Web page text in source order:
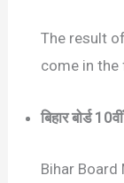
The result
come in
बिहार बोर्ड
Bihar Board